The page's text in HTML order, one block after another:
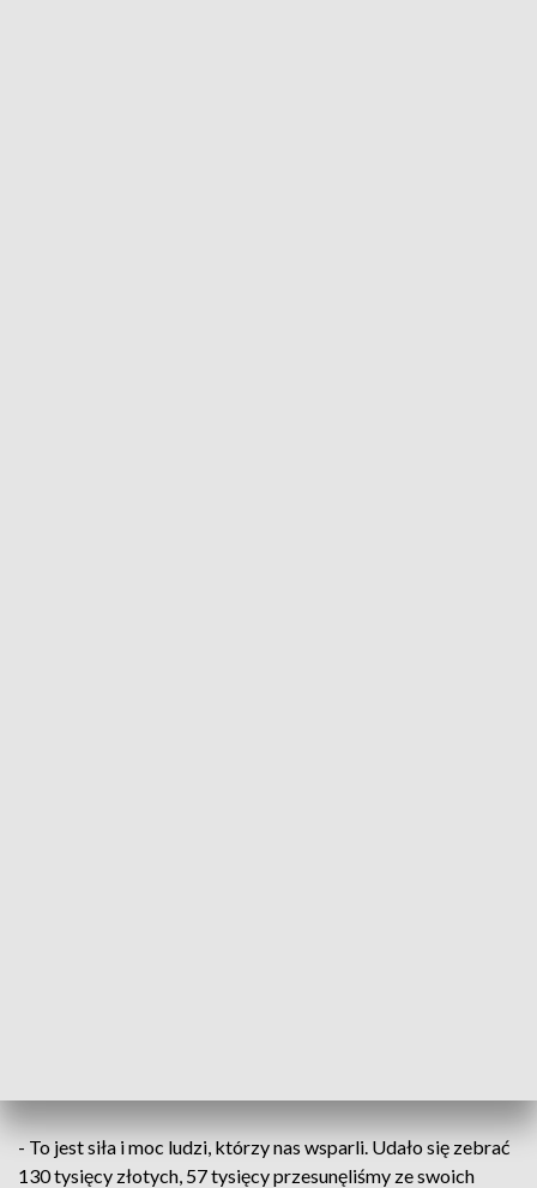
- To jest siła i moc ludzi, którzy nas wsparli. Udało się zebrać
130 tysięcy złotych, 57 tysięcy przesunęliśmy ze swoich